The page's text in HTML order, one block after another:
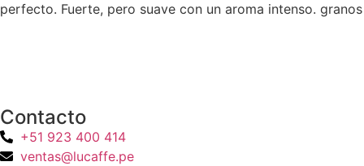
perfecto. Fuerte, pero suave con un aroma intenso. granos
Contacto
+51 923 400 414
ventas@lucaffe.pe